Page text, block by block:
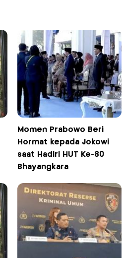
Momen Prabowo Beri
Hormat kepada Jokowi
saat Hadiri HUT Ke-80
Bhayangkara